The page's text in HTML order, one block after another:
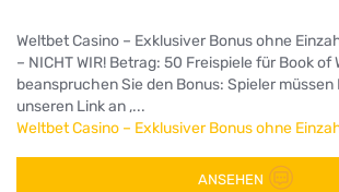
Weltbet Casino – Exklusiver Bonus ohne
– NICHT WIR! Betrag: 50 Freispiele für Book of
beanspruchen Sie den Bonus: Spieler
unseren Link an ,...
Weltbet Casino – Exklusiver Bonus ohne
ANSEHEN